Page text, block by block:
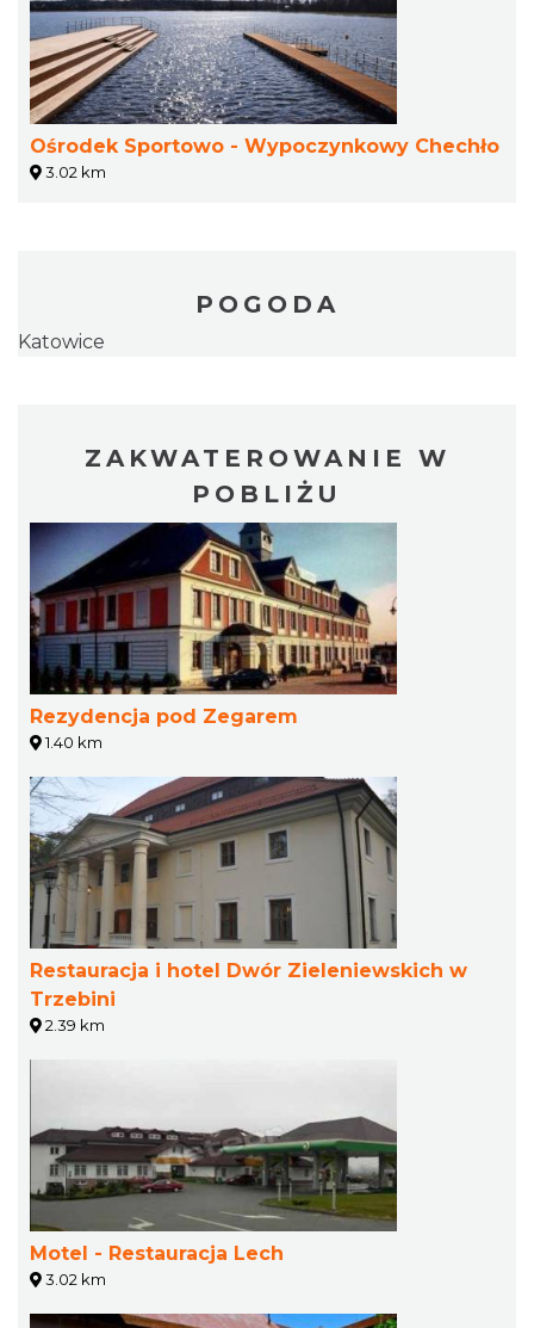
Ośrodek Sportowo - Wypoczynkowy Chechło
3.02 km
POGODA
Katowice
ZAKWATEROWANIE W
POBLIŻU
Rezydencja pod Zegarem
1.40 km
Restauracja i hotel Dwór Zieleniewskich w
Trzebini
2.39 km
Motel - Restauracja Lech
3.02 km